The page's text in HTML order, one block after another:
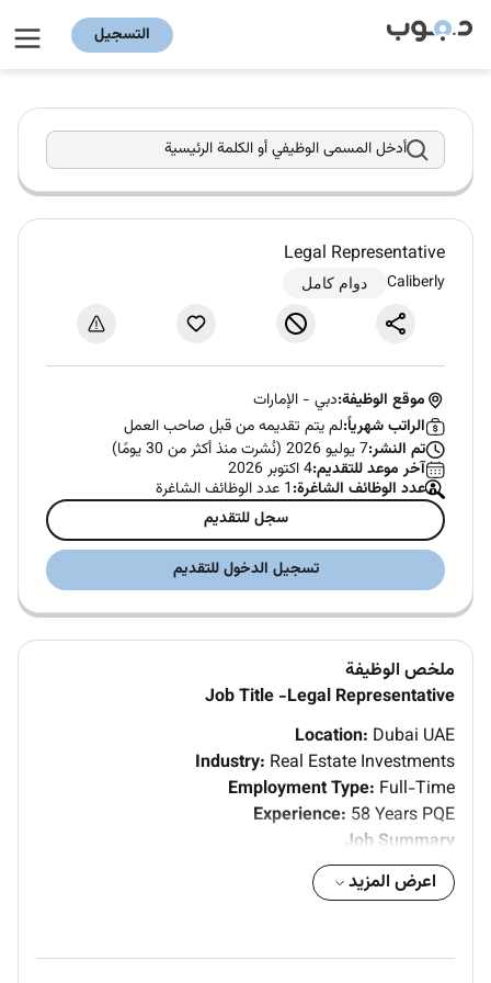
التسجيل
أدخل المسمى الوظيفي أو الكلمة الرئيسية
Legal Representative
Caliberly دوام كامل
موقع الوظيفة:دبي - الإمارات
الراتب شهرياً:لم يتم تقديمه من قبل صاحب العمل
تم النشر:7 يوليو 2026 (نُشرت منذ أكثر من 30 يومًا)
آخر موعد للتقديم:4 اكتوبر 2026
عدد الوظائف الشاغرة:1 عدد الوظائف الشاغرة
سجل للتقديم
تسجيل الدخول للتقديم
ملخص الوظيفة
Job Title -Legal Representative
Location: Dubai UAE
Industry: Real Estate Investments
Employment Type: Full-Time
Experience: 58 Years PQE
Job Summary
The Legal Representative will support the company in
all legal corporate and regulatory matters including
management on compliance requirements and
اعرض المزيد